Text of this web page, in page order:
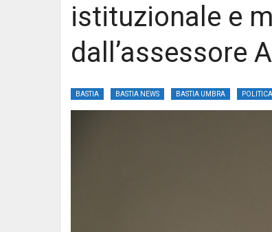
istituzionale e
dall’assessore
BASTIA BASTIA NEWS BASTIA UMBRA POLITICA